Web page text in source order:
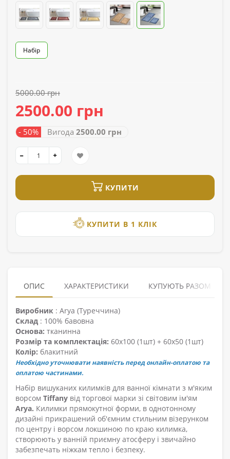
Набір
5000.00 грн
2500.00 грн
- 50% Вигода 2500.00 грн
КУПИТИ
КУПИТИ В 1 КЛІК
ОПИС ХАРАКТЕРИСТИКИ КУПУЮТЬ РАЗОМ
Виробник : Arya (Туреччина)
Склад : 100% бавовна
Основа: тканинна
Розмір та комплектація: 60х100 (1шт) + 60х50 (1шт)
Колір: блакитний
Необхідно уточнювати наявність перед онлайн-оплатою та
оплатою частинами.
Набір вишуканих килимків для ванної кімнати з м'яким
ворсом Tiffany від торгової марки зі світовим ім'ям
Arya. Килимки прямокутної форми, в однотонному
дизайні прикрашений об'ємним стильним візерунком
по центру і ворсом локшиною по краю килимка,
створюють у ванній приємну атосферу і звичайно
забезпечать ніжкам тепло і безпеку.